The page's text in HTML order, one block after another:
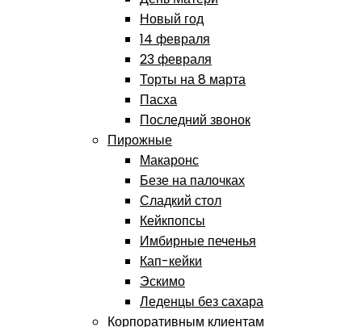
Новый год
14 февраля
23 февраля
Торты на 8 марта
Пасха
Последний звонок
Пирожные
Макаронс
Безе на палочках
Сладкий стол
Кейкпопсы
Имбирные печенья
Кап-кейки
Эскимо
Леденцы без сахара
Корпоративным клиентам